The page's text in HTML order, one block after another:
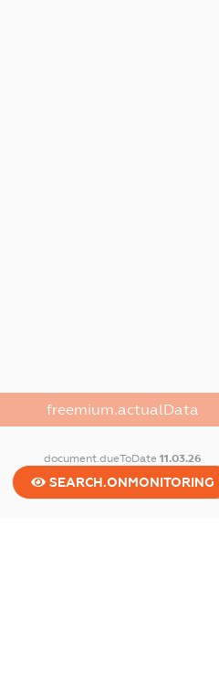
freemium.actualData
document.dueToDate 11.03.26
SEARCH.ONMONITORING